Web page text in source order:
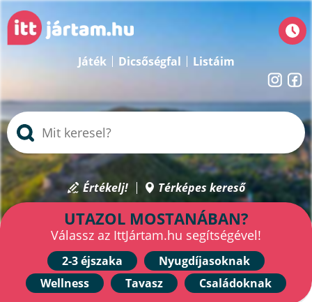
Játék Dicsőségfal Listáim
Értékelj! Térképes kereső
UTAZOL MOSTANÁBAN?
Válassz az IttJártam.hu segítségével!
2-3 éjszaka
Nyugdíjasoknak
Wellness
Tavasz Családoknak